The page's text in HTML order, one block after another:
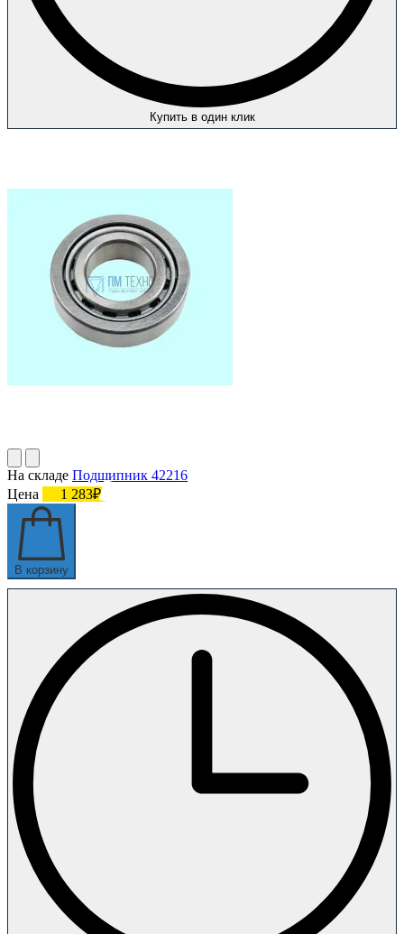
Купить в один клик
На складе Подшипник 42216
Цена
1 283₽
В корзину